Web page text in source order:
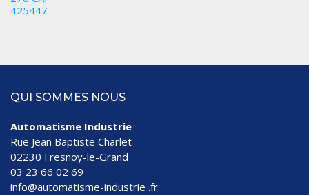
QUI SOMMES NOUS
Automatisme Industrie
Rue Jean Baptiste Charlet
02230 Fresnoy-le-Grand
03 23 66 02 69
info@automatisme-industrie .fr